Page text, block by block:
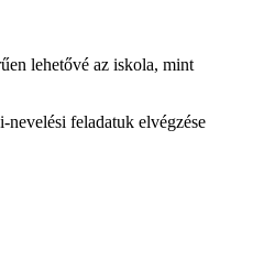
lehetővé az iskola, mint
nevelési feladatuk elvégzése